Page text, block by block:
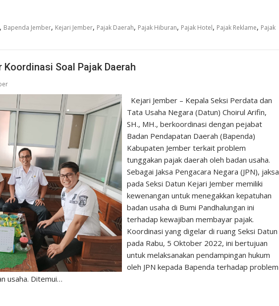
, Bapenda Jember, Kejari Jember, Pajak Daerah, Pajak Hiburan, Pajak Hotel, Pajak Reklame, Pajak
Soal Pajak Daerah
Kejari Jember – Kepala Seksi Perdata dan
Tata Usaha Negara (Datun) Choirul Arifin,
SH., MH., berkoordinasi dengan pejabat
Badan Pendapatan Daerah (Bapenda)
Kabupaten Jember terkait problem
tunggakan pajak daerah oleh badan usaha.
Sebagai Jaksa Pengacara Negara (JPN), jaksa
pada Seksi Datun Kejari Jember memiliki
kewenangan untuk menegakkan kepatuhan
badan usaha di Bumi Pandhalungan ini
terhadap kewajiban membayar pajak.
Koordinasi yang digelar di ruang Seksi Datun
pada Rabu, 5 Oktober 2022, ini bertujuan
untuk melaksanakan pendampingan hukum
oleh JPN kepada Bapenda terhadap problem
usaha. Ditemui…